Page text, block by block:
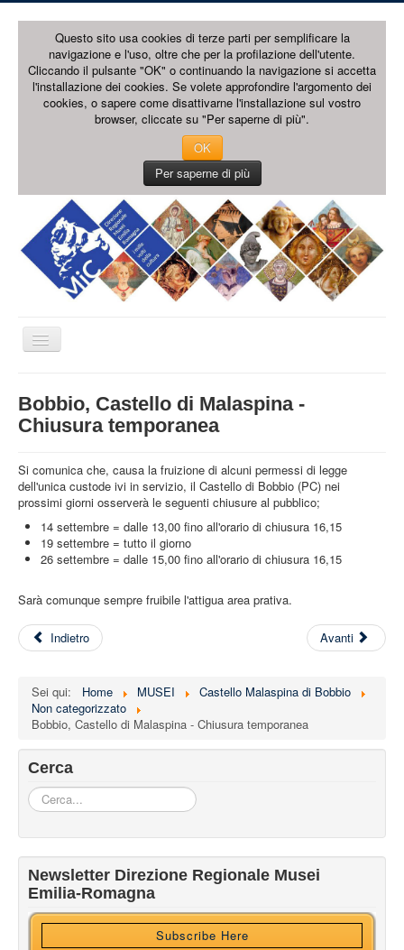
Questo sito usa cookies di terze parti per semplificare la
navigazione e l'uso, oltre che per la profilazione dell'utente.
Cliccando il pulsante "OK" o continuando la navigazione si accetta
l'installazione dei cookies. Se volete approfondire l'argomento dei
cookies, o sapere come disattivarne l'installazione sul vostro
browser, cliccate su "Per saperne di più".
OK
Per saperne di più
Cambia
navigazione
STRUTTURA
MUSEI
EVENTI
Bobbio, Castello di Malaspina -
Chiusura temporanea
Si comunica che, causa la fruizione di alcuni permessi di legge
dell'unica custode ivi in servizio, il Castello di Bobbio (PC) nei
prossimi giorni osserverà le seguenti chiusure al pubblico;
14 settembre = dalle 13,00 fino all'orario di chiusura 16,15
19 settembre = tutto il giorno
26 settembre = dalle 15,00 fino all'orario di chiusura 16,15
Sarà comunque sempre fruibile l'attigua area prativa.
Indietro Avanti
Sei qui: Home MUSEI
Castello Malaspina di Bobbio
Non categorizzato
Bobbio, Castello di Malaspina - Chiusura temporanea
Cerca
Cerca...
Newsletter Direzione Regionale Musei
Emilia-Romagna
Subscribe Here
Iscriviti alla nostra newsletter
Ricevi HTML?